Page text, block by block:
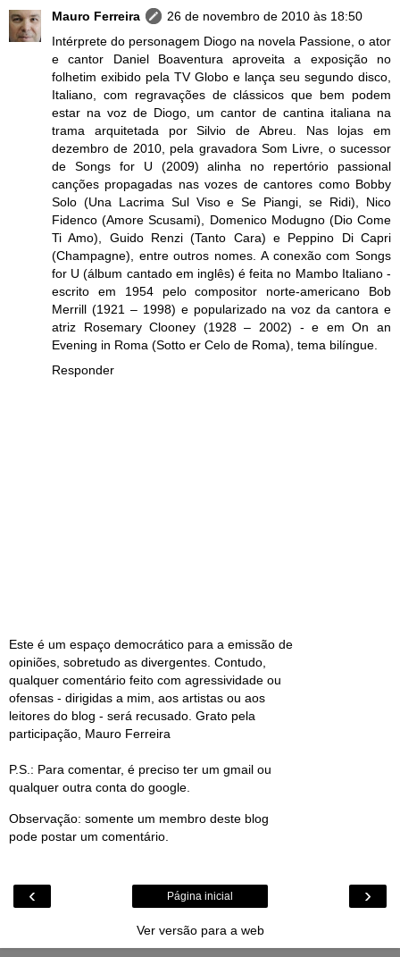
Mauro Ferreira
26 de novembro de 2010 às 18:50
Intérprete do personagem Diogo na novela Passione, o ator
e cantor Daniel Boaventura aproveita a exposição no
folhetim exibido pela TV Globo e lança seu segundo disco,
Italiano, com regravações de clássicos que bem podem
estar na voz de Diogo, um cantor de cantina italiana na
trama arquitetada por Silvio de Abreu. Nas lojas em
dezembro de 2010, pela gravadora Som Livre, o sucessor
de Songs for U (2009) alinha no repertório passional
canções propagadas nas vozes de cantores como Bobby
Solo (Una Lacrima Sul Viso e Se Piangi, se Ridi), Nico
Fidenco (Amore Scusami), Domenico Modugno (Dio Come
Ti Amo), Guido Renzi (Tanto Cara) e Peppino Di Capri
(Champagne), entre outros nomes. A conexão com Songs
for U (álbum cantado em inglês) é feita no Mambo Italiano -
escrito em 1954 pelo compositor norte-americano Bob
Merrill (1921 – 1998) e popularizado na voz da cantora e
atriz Rosemary Clooney (1928 – 2002) - e em On an
Evening in Roma (Sotto er Celo de Roma), tema bilíngue.
Responder
Este é um espaço democrático para a emissão de
opiniões, sobretudo as divergentes. Contudo,
qualquer comentário feito com agressividade ou
ofensas - dirigidas a mim, aos artistas ou aos
leitores do blog - será recusado. Grato pela
participação, Mauro Ferreira
P.S.: Para comentar, é preciso ter um gmail ou
qualquer outra conta do google.
Observação: somente um membro deste blog
pode postar um comentário.
‹ ›
Página inicial
Ver versão para a web